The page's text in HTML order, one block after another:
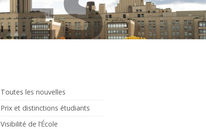
Toutes les nouvelles
Prix et distinctions étudiants
Visibilité de l’École